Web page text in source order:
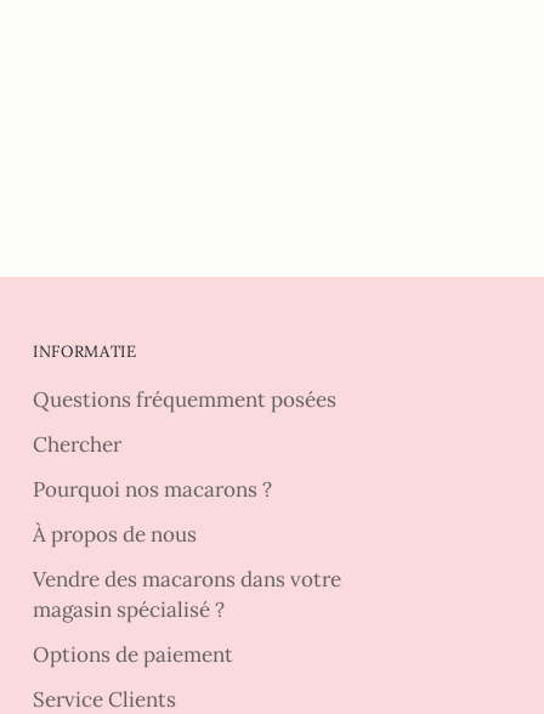
INFORMATIE
Questions fréquemment posées
Chercher
Pourquoi nos macarons ?
À propos de nous
Vendre des macarons dans votre
magasin spécialisé ?
Options de paiement
Service Clients